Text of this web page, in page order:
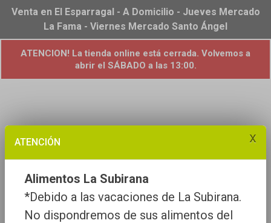
ATENCIÓN x
Alimentos La Subirana
*Debido a las vacaciones de La Subirana.
No dispondremos de sus alimentos del
Venta en El Esparragal - A Domicilio - Jueves Mercado
La Fama - Viernes Mercado Santo Ángel
ATENCION! La tienda online está cerrada. Volvemos a
abrir el SÁBADO a las 13:00.